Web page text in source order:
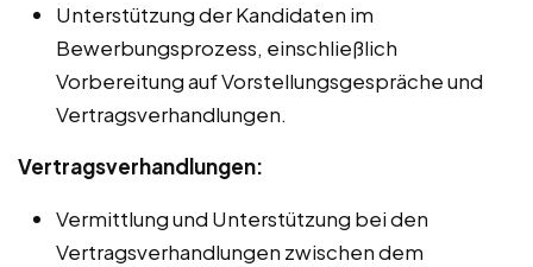
Unterstützung der Kandidaten im
Bewerbungsprozess, einschließlich
Vorbereitung auf Vorstellungsgespräche und
Vertragsverhandlungen.
Vertragsverhandlungen:
Vermittlung und Unterstützung bei den
Vertragsverhandlungen zwischen dem